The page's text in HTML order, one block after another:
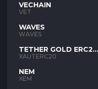
VECHAIN
VET
WAVES
WAVES
TETHER GOLD ERC20
XAUT
XAUTERC20
NEM
XEM